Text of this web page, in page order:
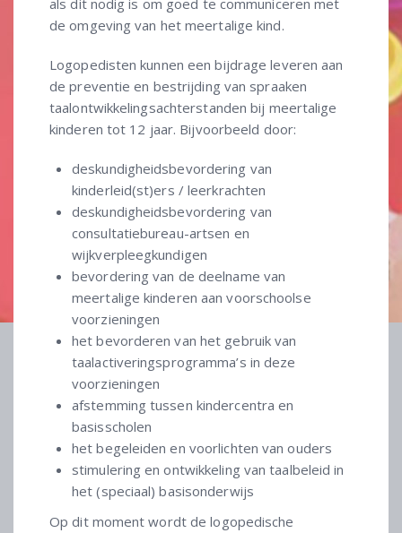
als dit nodig is om goed te communiceren met
de omgeving van het meertalige kind.
Logopedisten kunnen een bijdrage leveren aan
de preventie en bestrijding van spraaken
taalontwikkelingsachterstanden bij meertalige
kinderen tot 12 jaar. Bijvoorbeeld door:
deskundigheidsbevordering van
kinderleid(st)ers / leerkrachten
deskundigheidsbevordering van
consultatiebureau-artsen en
wijkverpleegkundigen
bevordering van de deelname van
meertalige kinderen aan voorschoolse
voorzieningen
het bevorderen van het gebruik van
taalactiveringsprogramma’s in deze
voorzieningen
afstemming tussen kindercentra en
basisscholen
het begeleiden en voorlichten van ouders
stimulering en ontwikkeling van taalbeleid in
het (speciaal) basisonderwijs
Op dit moment wordt de logopedische